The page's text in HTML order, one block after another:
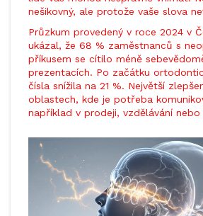
nešikovný, ale protože vaše slova
Průzkum provedený v roce 2024 v
ukázal, že 68 % zaměstnanců s
příkusem se cítilo méně
prezentacích. Po začátku
čísla snížila na 21 %. Největší
oblastech, kde je potřeba
například v prodeji, vzdělávání nebo